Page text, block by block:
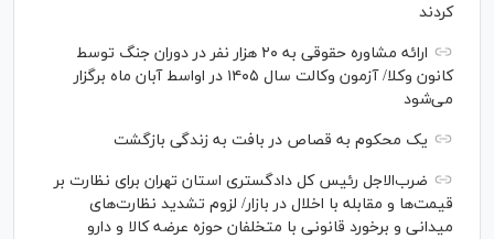
کردند
ارائه مشاوره حقوقی به ۲۰ هزار نفر در دوران جنگ توسط
کانون وکلا/ آزمون وکالت سال ۱۴۰۵ در اواسط آبان ماه برگزار
می‌شود
یک محکوم به قصاص در بافت به زندگی بازگشت
ضرب‌الاجل رئیس کل دادگستری استان تهران برای نظارت بر
قیمت‌ها و مقابله با اخلال در بازار/ لزوم تشدید نظارت‌های
میدانی و برخورد قانونی با متخلفان حوزه عرضه کالا و دارو